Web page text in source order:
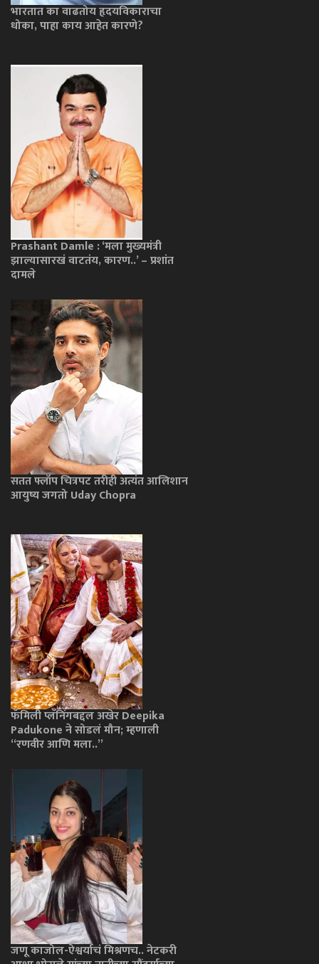
भारतात का वाढतोय हृदयविकाराचा
धोका, पाहा काय आहेत कारणे?
Prashant Damle : ‘मला मुख्यमंत्री
झाल्यासारखं वाटतंय, कारण..’ – प्रशांत
दामले
सतत फ्लॉप चित्रपट तरीही अत्यंत आलिशान
आयुष्य जगतो Uday Chopra
फॅमिली प्लॅनिंगबद्दल अखेर Deepika
Padukone ने सोडलं मौन; म्हणाली
“रणवीर आणि मला..”
जणू काजोल-ऐश्वर्याचं मिश्रणच.. नेटकरी